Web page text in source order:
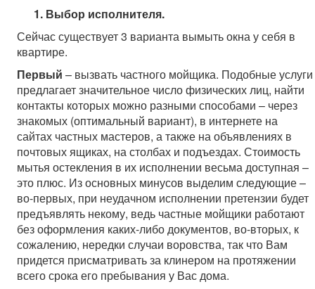
1. Выбор исполнителя.
Сейчас существует 3 варианта вымыть окна у себя в
квартире.
Первый – вызвать частного мойщика. Подобные услуги
предлагает значительное число физических лиц, найти
контакты которых можно разными способами – через
знакомых (оптимальный вариант), в интернете на
сайтах частных мастеров, а также на объявлениях в
почтовых ящиках, на столбах и подъездах. Стоимость
мытья остекления в их исполнении весьма доступная –
это плюс. Из основных минусов выделим следующие –
во-первых, при неудачном исполнении претензии будет
предъявлять некому, ведь частные мойщики работают
без оформления каких-либо документов, во-вторых, к
сожалению, нередки случаи воровства, так что Вам
придется присматривать за клинером на протяжении
всего срока его пребывания у Вас дома.